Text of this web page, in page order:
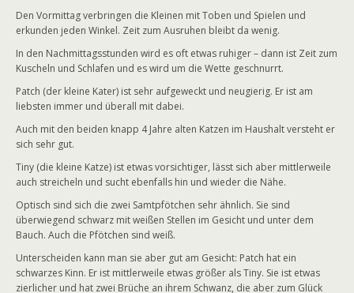
Den Vormittag verbringen die Kleinen mit Toben und Spielen und
erkunden jeden Winkel. Zeit zum Ausruhen bleibt da wenig.
In den Nachmittagsstunden wird es oft etwas ruhiger – dann ist Zeit zum
Kuscheln und Schlafen und es wird um die Wette geschnurrt.
Patch (der kleine Kater) ist sehr aufgeweckt und neugierig. Er ist am
liebsten immer und überall mit dabei.
Auch mit den beiden knapp 4 Jahre alten Katzen im Haushalt versteht er
sich sehr gut.
Tiny (die kleine Katze) ist etwas vorsichtiger, lässt sich aber mittlerweile
auch streicheln und sucht ebenfalls hin und wieder die Nähe.
Optisch sind sich die zwei Samtpfötchen sehr ähnlich. Sie sind
überwiegend schwarz mit weißen Stellen im Gesicht und unter dem
Bauch. Auch die Pfötchen sind weiß.
Unterscheiden kann man sie aber gut am Gesicht: Patch hat ein
schwarzes Kinn. Er ist mittlerweile etwas größer als Tiny. Sie ist etwas
zierlicher und hat zwei Brüche an ihrem Schwanz, die aber zum Glück